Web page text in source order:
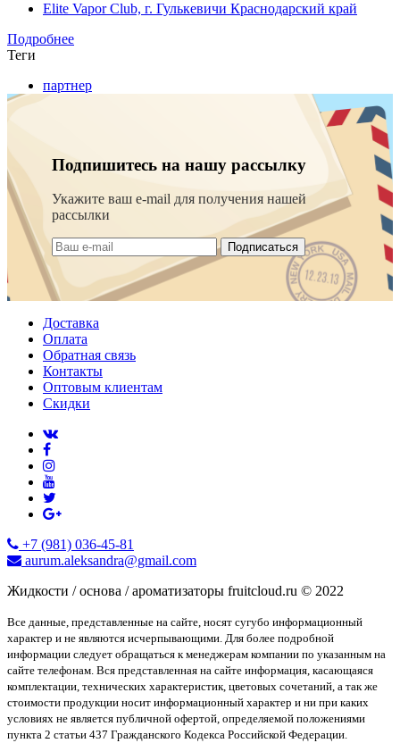
Elite Vapor Club, г. Гулькевичи Краснодарский край
Подробнее
Теги
партнер
Подпишитесь на нашу рассылку
Укажите ваш e-mail для получения нашей
рассылки
Подписаться
Доставка
Оплата
Обратная связь
Контакты
Оптовым клиентам
Скидки
+7 (981) 036-45-81
aurum.aleksandra@gmail.com
Жидкости / основа / ароматизаторы fruitcloud.ru © 2022
Все данные, представленные на сайте, носят сугубо информационный
характер и не являются исчерпывающими. Для более подробной
информации следует обращаться к менеджерам компании по указанным на
сайте телефонам. Вся представленная на сайте информация, касающаяся
комплектации, технических характеристик, цветовых сочетаний, а так же
стоимости продукции носит информационный характер и ни при каких
условиях не является публичной офертой, определяемой положениями
пункта 2 статьи 437 Гражданского Кодекса Российской Федерации.